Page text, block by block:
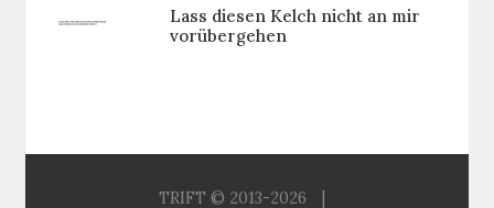
Lass diesen Kelch nicht an mir
vorübergehen
TRIFT © 2013-2026